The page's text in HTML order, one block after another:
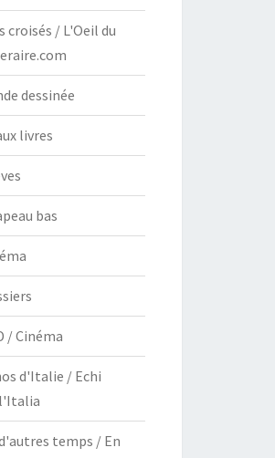
croisés / L'Oeil du
dessinée
livres
bas
/ Cinéma
d'Italie / Echi
temps / En